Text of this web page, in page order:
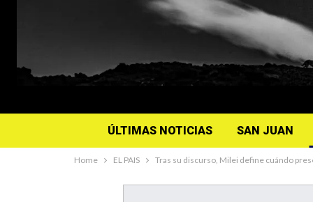
ÚLTIMAS NOTICIAS SAN JUAN
Home EL PAIS Tras su discurso, Milei define cuándo